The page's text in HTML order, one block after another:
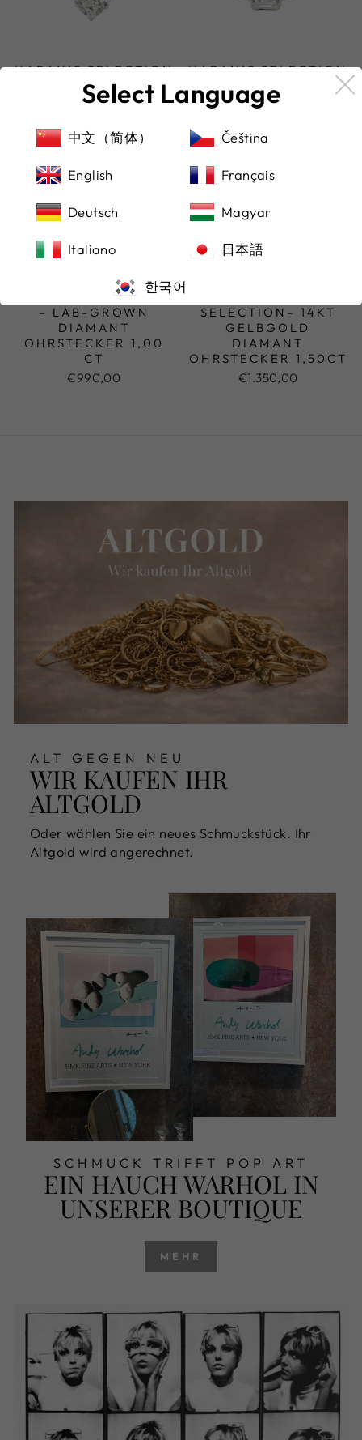
HABAN’S SELECTION
– LAB-GROWN
DIAMANT RING 3,19
€4.400,00
HABAN’S SELECTION
DIAMANT RING 1,52
€2.800,00
HABAN’S SELECTION
– LAB-GROWN
DIAMANT
OHRSTECKER 1,00
CT
€990,00
SELECTION– 14KT
GELBGOLD
DIAMANT
OHRSTECKER 1,50CT
€1.350,00
ALT GEGEN NEU
WIR KAUFEN IHR
ALTGOLD
Oder wählen Sie ein neues Schmuckstück. Ihr
Altgold wird angerechnet.
SCHMUCK TRIFFT POP ART
EIN HAUCH WARHOL IN
UNSERER BOUTIQUE
MEHR
Select Language
中文（简体） Čeština
English Français
Deutsch Magyar
Italiano 日本語
한국어